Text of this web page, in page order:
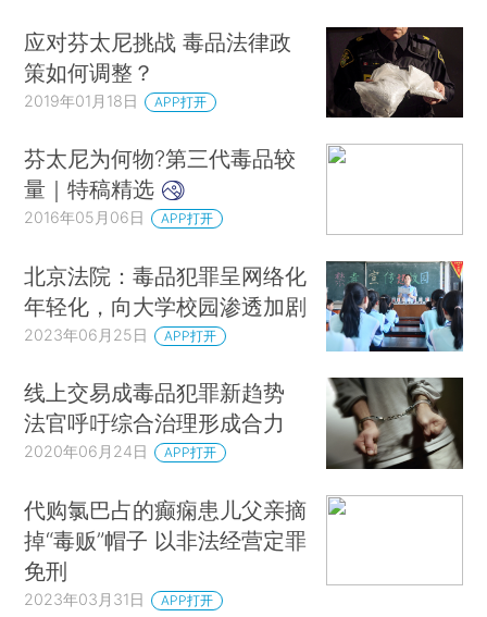
应对芬太尼挑战 毒品法律政
策如何调整？
2019年01月18日 APP打开
芬太尼为何物?第三代毒品较
量｜特稿精选
2016年05月06日 APP打开
北京法院：毒品犯罪呈网络化
年轻化，向大学校园渗透加剧
2023年06月25日 APP打开
线上交易成毒品犯罪新趋势
法官呼吁综合治理形成合力
2020年06月24日 APP打开
代购氯巴占的癫痫患儿父亲摘
掉“毒贩”帽子 以非法经营定罪
免刑
2023年03月31日 APP打开